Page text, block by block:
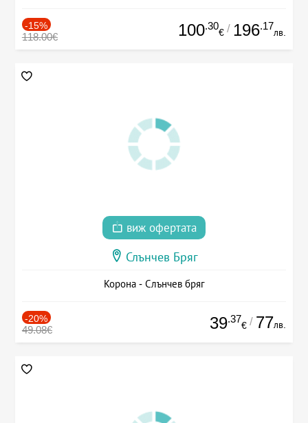
-15%
118.00€ 100.30
€ / 196.17
лв.
виж офертата
Слънчев Бряг
Корона - Слънчев бряг
-20%
49.08€ 39.37
€ / 77лв.